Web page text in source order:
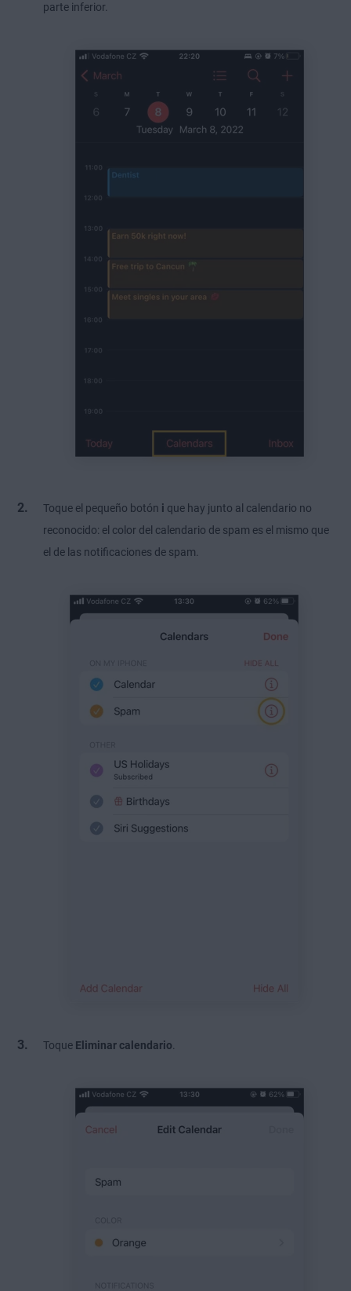
parte inferior.
Toque el pequeño botón i que hay junto al calendario no
reconocido: el color del calendario de spam es el mismo que
el de las notificaciones de spam.
Toque Eliminar calendario.